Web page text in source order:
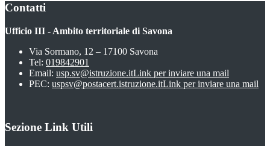
Contatti
Ufficio III - Ambito territoriale di Savona
Via Sormano, 12 – 17100 Savona
Tel: 019842901
Email: usp.sv@istruzione.itLink per inviare una mail
PEC: uspsv@postacert.istruzione.itLink per inviare una mail
Sezione Link Utili